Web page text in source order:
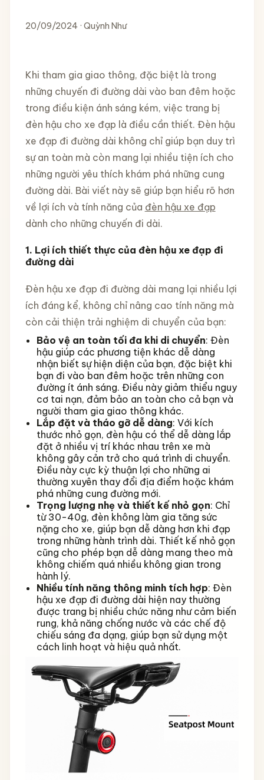
20/09/2024 · Quỳnh Như
Khi tham gia giao thông, đặc biệt là trong
những chuyến đi đường dài vào ban đêm hoặc
trong điều kiện ánh sáng kém, việc trang bị
đèn hậu cho xe đạp là điều cần thiết. Đèn hậu
xe đạp đi đường dài không chỉ giúp bạn duy trì
sự an toàn mà còn mang lại nhiều tiện ích cho
những người yêu thích khám phá những cung
đường dài. Bài viết này sẽ giúp bạn hiểu rõ hơn
về lợi ích và tính năng của đèn hậu xe đạp
dành cho những chuyến đi dài.
1. Lợi ích thiết thực của đèn hậu xe đạp đi
đường dài
Đèn hậu xe đạp đi đường dài mang lại nhiều lợi
ích đáng kể, không chỉ nâng cao tính năng mà
còn cải thiện trải nghiệm di chuyển của bạn:
Bảo vệ an toàn tối đa khi di chuyển: Đèn
hậu giúp các phương tiện khác dễ dàng
nhận biết sự hiện diện của bạn, đặc biệt khi
bạn đi vào ban đêm hoặc trên những con
đường ít ánh sáng. Điều này giảm thiểu nguy
cơ tai nạn, đảm bảo an toàn cho cả bạn và
người tham gia giao thông khác.
Lắp đặt và tháo gỡ dễ dàng: Với kích
thước nhỏ gọn, đèn hậu có thể dễ dàng lắp
đặt ở nhiều vị trí khác nhau trên xe mà
không gây cản trở cho quá trình di chuyển.
Điều này cực kỳ thuận lợi cho những ai
thường xuyên thay đổi địa điểm hoặc khám
phá những cung đường mới.
Trọng lượng nhẹ và thiết kế nhỏ gọn: Chỉ
từ 30-40g, đèn không làm gia tăng sức
nặng cho xe, giúp bạn dễ dàng hơn khi đạp
trong những hành trình dài. Thiết kế nhỏ gọn
cũng cho phép bạn dễ dàng mang theo mà
không chiếm quá nhiều không gian trong
hành lý.
Nhiều tính năng thông minh tích hợp: Đèn
hậu xe đạp đi đường dài hiện nay thường
được trang bị nhiều chức năng như cảm biến
rung, khả năng chống nước và các chế độ
chiếu sáng đa dạng, giúp bạn sử dụng một
cách linh hoạt và hiệu quả nhất.